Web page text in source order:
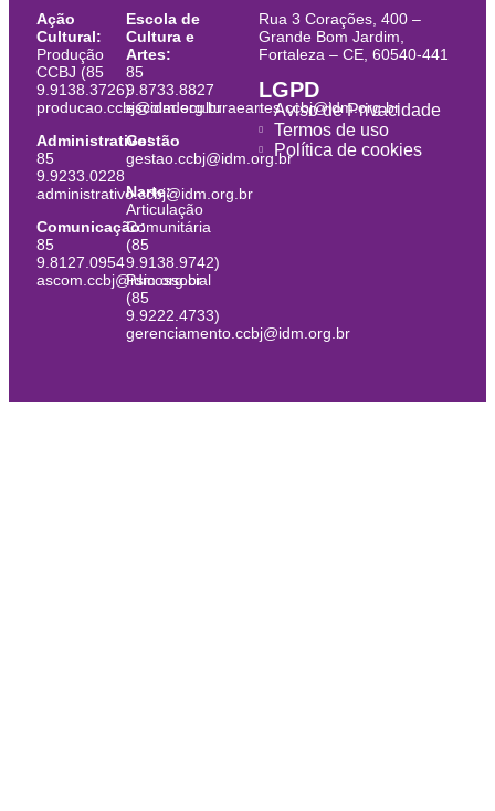
Ação
Cultural:
Produção
CCBJ (85
9.9138.3726)
producao.ccbj@idm.org.br
Administrativo:
85
9.9233.0228
administrativo.ccbj@idm.org.br
Comunicação:
85
9.8127.0954
ascom.ccbj@idm.org.br
Escola de
Cultura e
Artes:
85
9.8733.8827
escoladeculturaeartes.ccbj@idm.org.br
Gestão
gestao.ccbj@idm.org.br
Narte:
Articulação
Comunitária
(85
9.9138.9742)
Psicossocial
(85
9.9222.4733)
gerenciamento.ccbj@idm.org.br
Rua 3 Corações, 400 –
Grande Bom Jardim,
Fortaleza – CE, 60540-441
LGPD
Aviso de Privacidade
Termos de uso
Política de cookies